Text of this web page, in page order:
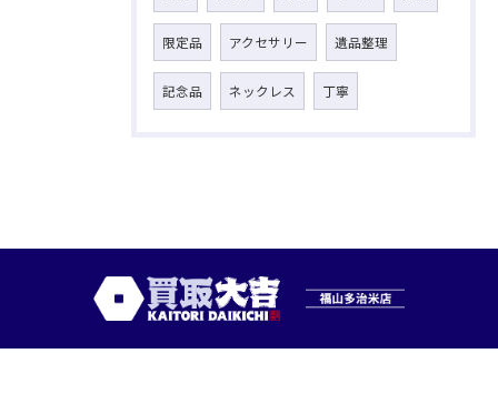
限定品 アクセサリー 遺品整理
記念品 ネックレス 丁寧